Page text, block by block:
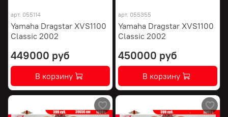
арт. 055114
Yamaha Dragstar XVS1100
Classic 2002
449000 руб
В корзину
арт. 055355
Yamaha Dragstar XVS1100
Classic 2002
450000 руб
В корзину